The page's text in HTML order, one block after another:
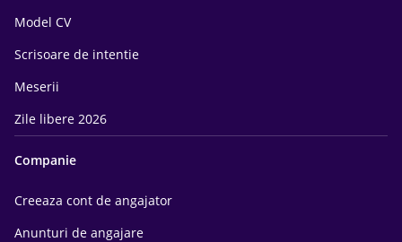
Model CV
Scrisoare de intentie
Meserii
Zile libere 2026
Companie
Creeaza cont de angajator
Anunturi de angajare